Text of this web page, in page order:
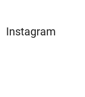
Instagram